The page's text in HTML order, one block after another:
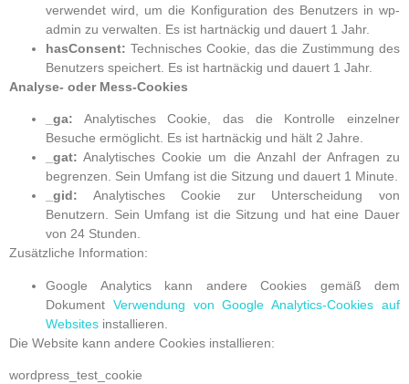
verwendet wird, um die Konfiguration des Benutzers in wp-
admin zu verwalten. Es ist hartnäckig und dauert 1 Jahr.
hasConsent: Technisches Cookie, das die Zustimmung des
Benutzers speichert. Es ist hartnäckig und dauert 1 Jahr.
Analyse- oder Mess-Cookies
_ga: Analytisches Cookie, das die Kontrolle einzelner
Besuche ermöglicht. Es ist hartnäckig und hält 2 Jahre.
_gat: Analytisches Cookie um die Anzahl der Anfragen zu
begrenzen. Sein Umfang ist die Sitzung und dauert 1 Minute.
_gid: Analytisches Cookie zur Unterscheidung von
Benutzern. Sein Umfang ist die Sitzung und hat eine Dauer
von 24 Stunden.
Zusätzliche Information:
Google Analytics kann andere Cookies gemäß dem
Dokument Verwendung von Google Analytics-Cookies auf
Websites installieren.
Die Website kann andere Cookies installieren:
wordpress_test_cookie